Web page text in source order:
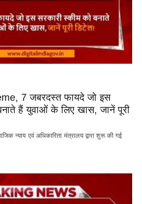
7 जबरदस्त फायदे जो इस
हैं युवाओं के लिए खास, जानें पूरी
न्याय एवं अधिकारिता मंत्रालय द्वारा शुरू की गई